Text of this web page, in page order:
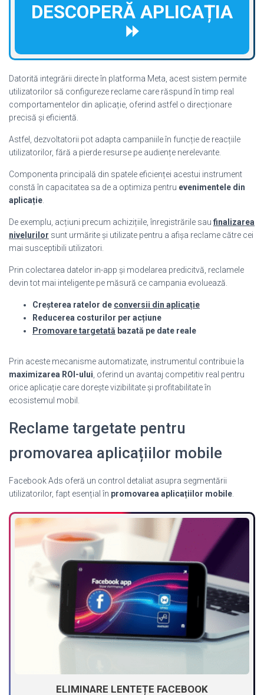
DESCOPERĂ APLICAȚIA
⏩
Datorită integrării directe în platforma Meta, acest sistem permite
utilizatorilor să configureze reclame care răspund în timp real
comportamentelor din aplicație, oferind astfel o direcționare
precisă și eficientă.
Astfel, dezvoltatorii pot adapta campaniile în funcție de reacțiile
utilizatorilor, fără a pierde resurse pe audiențe nerelevante.
Componenta principală din spatele eficienței acestui instrument
constă în capacitatea sa de a optimiza pentru evenimentele din
aplicație
De exemplu, acțiuni precum achizițiile, înregistrările sau finalizarea
nivelurilor sunt urmărite și utilizate pentru a afișa reclame către cei
mai susceptibili utilizatori.
Prin colectarea datelor in-app și modelarea predicitvă, reclamele
devin tot mai inteligente pe măsură ce campania evoluează.
Creșterea ratelor de conversii din aplicație
Reducerea costurilor per acțiune
Promovare targetată bazată pe date reale
Prin aceste mecanisme automatizate, instrumentul contribuie la
maximizarea ROI-ului , oferind un avantaj competitiv real pentru
orice aplicație care dorește vizibilitate și profitabilitate în
ecosistemul mobil.
Reclame targetate pentru
promovarea aplicațiilor mobile
Facebook Ads oferă un control detaliat asupra segmentării
utilizatorilor, fapt esențial în promovarea aplicațiilor mobile
ELIMINARE LENTEȚE FACEBOOK